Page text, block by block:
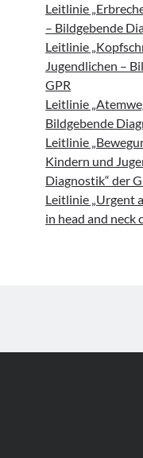
Leitlinie
– Bildgebende
Leitlinie
Jugendlichen –
GPR
Leitlinie
Bildgebende
Leitlinie
Kindern und
Diagnostik“ der
Leitlinie „Urgent
in head and neck